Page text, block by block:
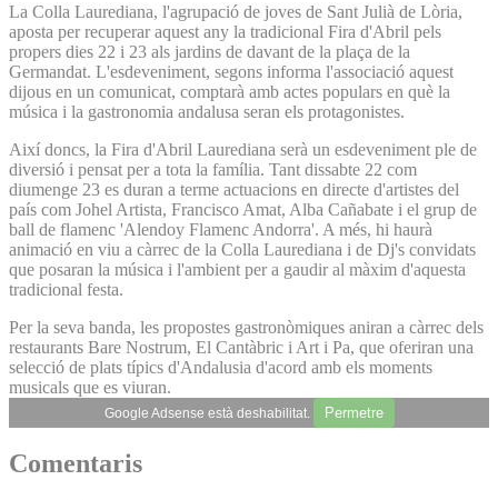
La Colla Laurediana, l'agrupació de joves de Sant Julià de Lòria,
aposta per recuperar aquest any la tradicional Fira d'Abril pels
propers dies 22 i 23 als jardins de davant de la plaça de la
Germandat. L'esdeveniment, segons informa l'associació aquest
dijous en un comunicat, comptarà amb actes populars en què la
música i la gastronomia andalusa seran els protagonistes.
Així doncs, la Fira d'Abril Laurediana serà un esdeveniment ple de
diversió i pensat per a tota la família. Tant dissabte 22 com
diumenge 23 es duran a terme actuacions en directe d'artistes del
país com Johel Artista, Francisco Amat, Alba Cañabate i el grup de
ball de flamenc 'Alendoy Flamenc Andorra'. A més, hi haurà
animació en viu a càrrec de la Colla Laurediana i de Dj's convidats
que posaran la música i l'ambient per a gaudir al màxim d'aquesta
tradicional festa.
Per la seva banda, les propostes gastronòmiques aniran a càrrec dels
restaurants Bare Nostrum, El Cantàbric i Art i Pa, que oferiran una
selecció de plats típics d'Andalusia d'acord amb els moments
musicals que es viuran.
Google Adsense està deshabilitat. Permetre
Comentaris